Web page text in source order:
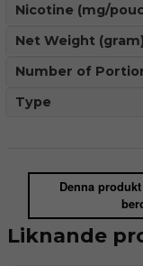
Nicotine (mg/
Net Weight (gram)
Number of
Type
Denna
Liknande